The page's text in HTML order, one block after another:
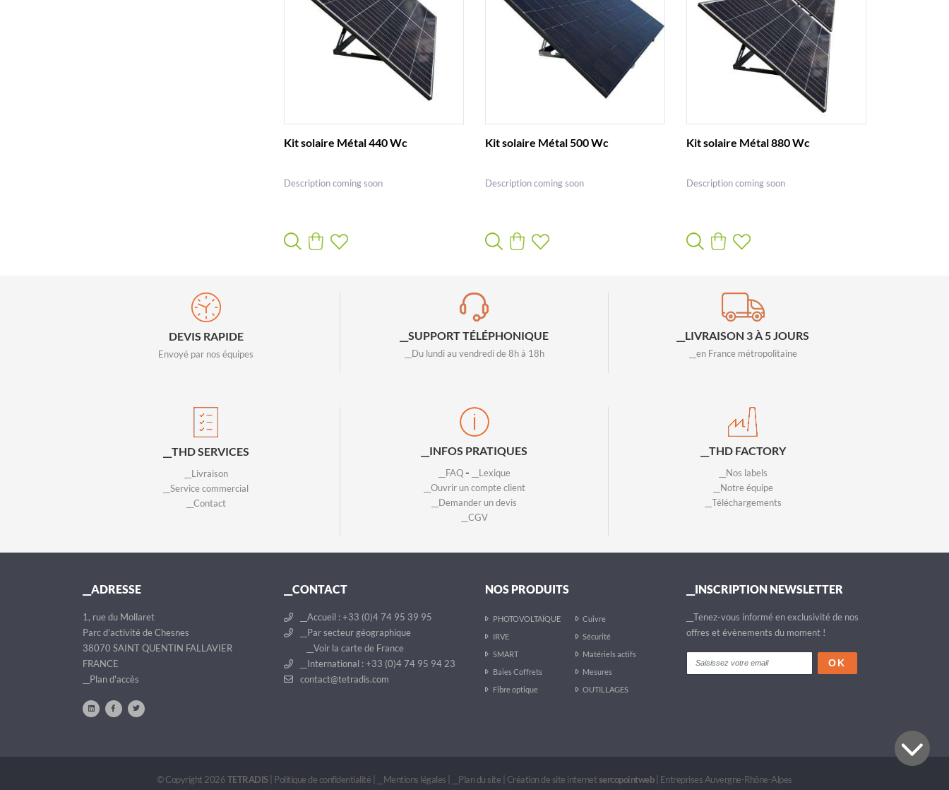
Kit solaire Métal 440 Wc
Description coming soon
Kit solaire Métal 500 Wc
Description coming soon
Kit solaire Métal 880 Wc
Description coming soon
DEVIS RAPIDE
Envoyé par nos équipes
__SUPPORT TÉLÉPHONIQUE
__Du lundi au vendredi de 8h à 18h
__LIVRAISON 3 À 5 JOURS
__en France métropolitaine
__THD SERVICES
__Livraison
__Service commercial
__Contact
__INFOS PRATIQUES
__FAQ-
__Lexique
__Ouvrir un compte client
__Demander un devis
__CGV
__THD FACTORY
__Nos labels
__Notre équipe
__Téléchargements
__ADRESSE
1, rue du Mollaret
Parc d'activité de Chesnes
38070 SAINT QUENTIN FALLAVIER
FRANCE
__Plan d'accès
__CONTACT
__Accueil : +33 (0)4 74 95 39 95
__Par secteur géographique
__Voir la carte de France
__International : +33 (0)4 74 95 94 23
contact@tetradis.com
NOS PRODUITS
PHOTOVOLTAÏQUE
IRVE
SMART
Baies Coffrets
Fibre optique
Cuivre
Sécurité
Matériels actifs
Mesures
OUTILLAGES
__INSCRIPTION NEWSLETTER
__Tenez-vous informé en exclusivité de nos
offres et évènements du moment !
© Copyright 2026TETRADIS| Politique de confidentialité | __Mentions légales | __Plan du site | Création de site internet sercopointweb| Entreprises Auvergne-Rhône-Alpes